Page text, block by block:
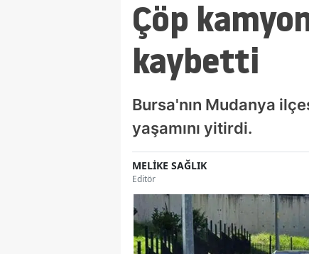
Çöp
kaybetti
Bursa'nın Mudanya
yaşamını yitirdi.
MELİKE SAĞLIK
Editör